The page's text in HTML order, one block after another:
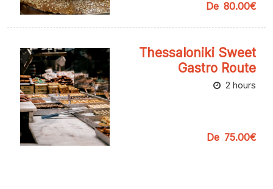
De 80.00€
Thessaloniki Sweet
Gastro Route
2 hours
De 75.00€